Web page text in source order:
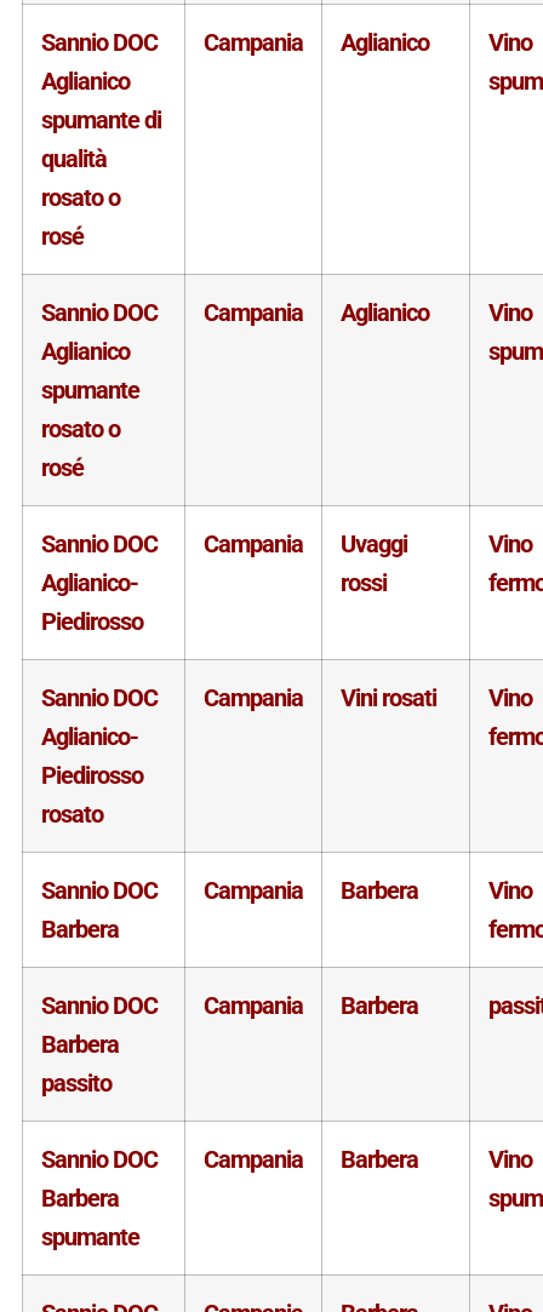
Sannio DOC
Aglianico
spumante di
qualità
rosato o
rosé
Campania Aglianico
Vino
Sannio DOC
Aglianico
spumante
rosato o
rosé
Campania Aglianico
Vino
Sannio DOC
Aglianico-
Piedirosso
Campania
Uvaggi
rossi
Vino
Sannio DOC
Aglianico-
Piedirosso
rosato
Campania Vini rosati
Vino
Sannio DOC
Barbera
Campania Barbera
Vino
Sannio DOC
Barbera
passito
Campania Barbera
Sannio DOC
Barbera
spumante
Campania Barbera
Vino